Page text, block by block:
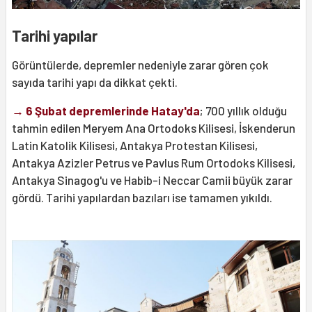
Tarihi yapılar
Görüntülerde, depremler nedeniyle zarar gören çok
sayıda tarihi yapı da dikkat çekti.
→ 6 Şubat depremlerinde Hatay'da; 700 yıllık olduğu
tahmin edilen Meryem Ana Ortodoks Kilisesi, İskenderun
Latin Katolik Kilisesi, Antakya Protestan Kilisesi,
Antakya Azizler Petrus ve Pavlus Rum Ortodoks Kilisesi,
Antakya Sinagog'u ve Habib-i Neccar Camii büyük zarar
gördü. Tarihi yapılardan bazıları ise tamamen yıkıldı.